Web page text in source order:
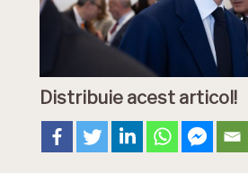
Distribuie acest articol!